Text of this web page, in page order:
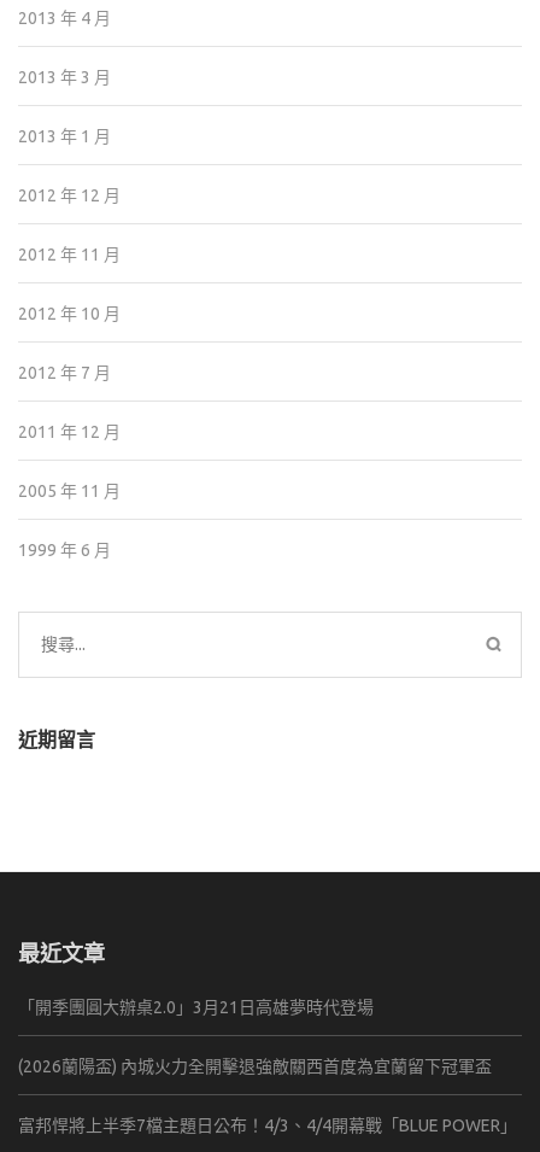
2013 年 4 月
2013 年 3 月
2013 年 1 月
2012 年 12 月
2012 年 11 月
2012 年 10 月
2012 年 7 月
2011 年 12 月
2005 年 11 月
1999 年 6 月
搜
尋
鍵
近期留言
最近文章
「開季團圓大辦桌2.0」3月21日高雄夢時代登場
(2026蘭陽盃) 內城火力全開擊退強敵關西首度為宜蘭留下冠軍盃
富邦悍將上半季7檔主題日公布！4/3、4/4開幕戰「BLUE POWER」